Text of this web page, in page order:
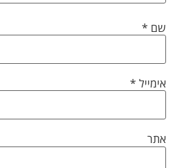
שם *
אימייל*
אתר